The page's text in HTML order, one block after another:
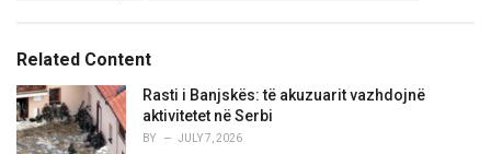
i
e
s
:
Related Content
Rasti i Banjskës: të akuzuarit vazhdojnë
aktivitetet në Serbi
BY JULY 7, 2026